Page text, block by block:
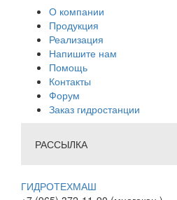
О компании
Продукция
Реализация
Напишите нам
Помощь
Контакты
Форум
Заказ гидростанции
РАССЫЛКА
ГИДРОТЕХМАШ